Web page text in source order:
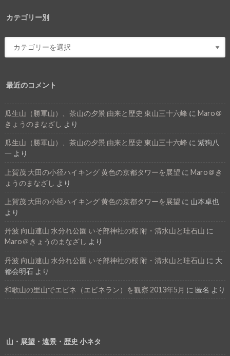
カテゴリー別
最近のコメント
瓜生山（勝軍山）、茶山の夕景 由来と歴史 東山三十六峰 に Maro＠
きょうのまなざし より
瓜生山（勝軍山）、茶山の夕景 由来と歴史 東山三十六峰 に 紫狗八
一 より
上賀茂 大田の小径ハイキング 黄色の京都タワーを展望 に Maro＠き
ょうのまなざし より
上賀茂 大田の小径ハイキング 黄色の京都タワーを展望 に 山本卓也
より
丹波 向山連山 水分れ公園 いそ部神社の桜 附・清水山と珪石山 に
Maro＠きょうのまなざし より
丹波 向山連山 水分れ公園 いそ部神社の桜 附・清水山と珪石山 に 大
都会明石より
和歌山の里山でエビネ（エビネラン）を観察 2013年5月 に 匿名 より
山・展望・遠景・歴史 小ネタ